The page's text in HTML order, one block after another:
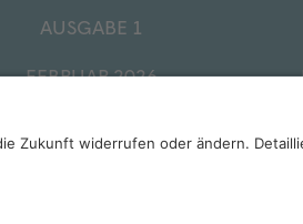
AUSGABE 1
FEBRUAR 2026